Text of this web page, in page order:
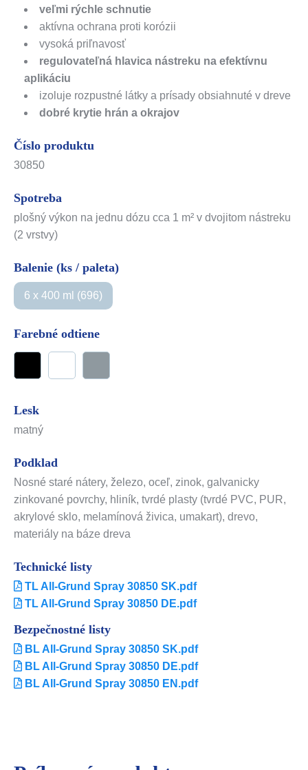
veľmi rýchle schnutie
aktívna ochrana proti korózii
vysoká priľnavosť
regulovateľná hlavica nástreku na efektívnu
aplikáciu
izoluje rozpustné látky a prísady obsiahnuté v dreve
dobré krytie hrán a okrajov
Číslo produktu
30850
Spotreba
plošný výkon na jednu dózu cca 1 m² v dvojitom nástreku
(2 vrstvy)
Balenie (ks / paleta)
6 x 400 ml (696)
Farebné odtiene
Lesk
matný
Podklad
Nosné staré nátery, železo, oceľ, zinok, galvanicky
zinkované povrchy, hliník, tvrdé plasty (tvrdé PVC, PUR,
akrylové sklo, melamínová živica, umakart), drevo,
materiály na báze dreva
Technické listy
TL All-Grund Spray 30850 SK.pdf
TL All-Grund Spray 30850 DE.pdf
Bezpečnostné listy
BL All-Grund Spray 30850 SK.pdf
BL All-Grund Spray 30850 DE.pdf
BL All-Grund Spray 30850 EN.pdf